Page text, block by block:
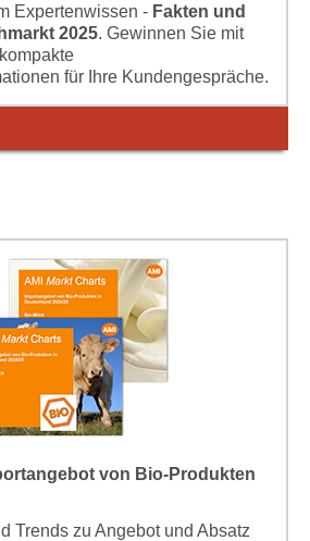
Expertenwissen - Fakten und
2025. Gewinnen Sie mit
für Ihre Kundengespräche.
von Bio-Produkten
Trends zu Angebot und Absatz